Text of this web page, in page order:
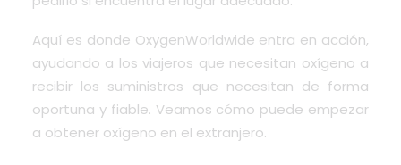
Aquí es donde OxygenWorldwide entra en acción,
ayudando a los viajeros que necesitan oxígeno a
recibir los suministros que necesitan de forma
oportuna y fiable. Veamos cómo puede empezar
a obtener oxígeno en el extranjero.